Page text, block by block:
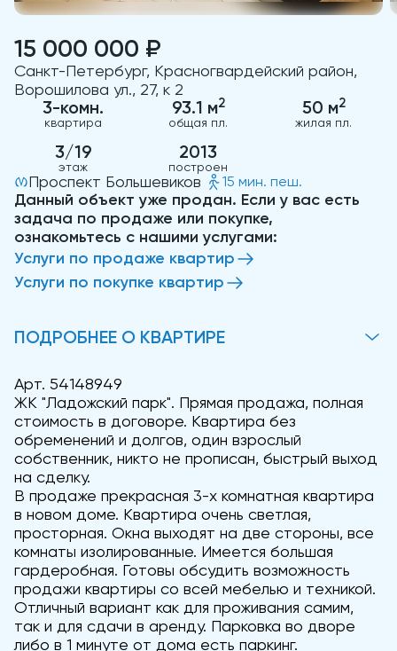
15 000 000 ₽
Санкт-Петербург, Красногвардейский район,
Ворошилова ул., 27, к 2
3-комн.
квартира
93.1 м2
общая пл.
50 м2
жилая пл.
3/19
этаж
2013
построен
Проспект Большевиков 15 мин. пеш.
Данный объект уже продан. Если у вас есть
задача по продаже или покупке,
ознакомьтесь с нашими услугами:
Услуги по продаже квартир
Услуги по покупке квартир
ПОДРОБНЕЕ О КВАРТИРЕ
Арт. 54148949
ЖК "Ладожский парк". Прямая продажа, полная
стоимость в договоре. Квартира без
обременений и долгов, один взрослый
собственник, никто не прописан, быстрый выход
на сделку.
В продаже прекрасная 3-х комнатная квартира
в новом доме. Квартира очень светлая,
просторная. Окна выходят на две стороны, все
комнаты изолированные. Имеется большая
гардеробная. Готовы обсудить возможность
продажи квартиры со всей мебелью и техникой.
Отличный вариант как для проживания самим,
так и для сдачи в аренду. Парковка во дворе
либо в 1 минуте от дома есть паркинг.